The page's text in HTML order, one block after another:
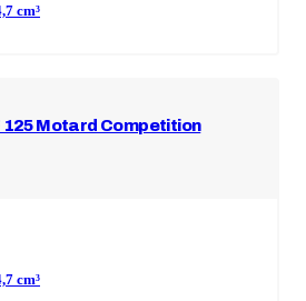
cm³
125 Motard Competition
cm³